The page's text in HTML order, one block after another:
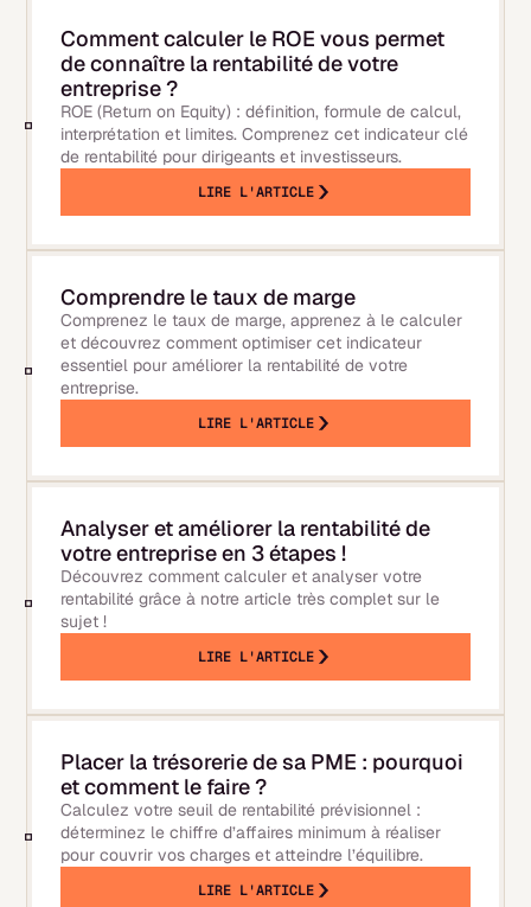
Comment calculer le ROE vous permet
de connaître la rentabilité de votre
entreprise ?
ROE (Return on Equity) : définition, formule de calcul,
interprétation et limites. Comprenez cet indicateur clé
de rentabilité pour dirigeants et investisseurs.
LIRE L'ARTICLE
Comprendre le taux de marge
Comprenez le taux de marge, apprenez à le calculer
et découvrez comment optimiser cet indicateur
essentiel pour améliorer la rentabilité de votre
entreprise.
LIRE L'ARTICLE
Analyser et améliorer la rentabilité de
votre entreprise en 3 étapes !
Découvrez comment calculer et analyser votre
rentabilité grâce à notre article très complet sur le
sujet !
LIRE L'ARTICLE
Placer la trésorerie de sa PME : pourquoi
et comment le faire ?
Calculez votre seuil de rentabilité prévisionnel :
déterminez le chiffre d’affaires minimum à réaliser
pour couvrir vos charges et atteindre l’équilibre.
LIRE L'ARTICLE